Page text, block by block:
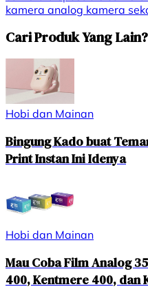
kamera analog kamera
Cari Produk Yang Lain?
Hobi dan Mainan
Bingung Kado buat
Print Instan Ini Idenya
Hobi dan Mainan
Mau Coba Film Analog
400, Kentmere 400, dan